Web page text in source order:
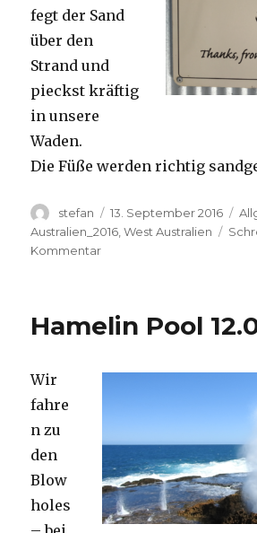
fegt der Sand
über den
Strand und
pieckst kräftig
in unsere
Waden.
Die Füße werden richtig
Autor
stefan
Veröffentlicht
am
13. September 2016
Australien_2016 ,West Australien
Kommentarzu
Hamelin Pool
Wir
fahre
n zu
den
Blow
holes